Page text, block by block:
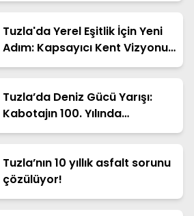
Tuzla'da Yerel Eşitlik İçin Yeni
Adım: Kapsayıcı Kent Vizyonu
Masaya Yatırıldı
Tuzla’da Deniz Gücü Yarışı:
Kabotajın 100. Yılında
Tersaneler Kürek Küreğe
Tuzla’nın 10 yıllık asfalt sorunu
çözülüyor!